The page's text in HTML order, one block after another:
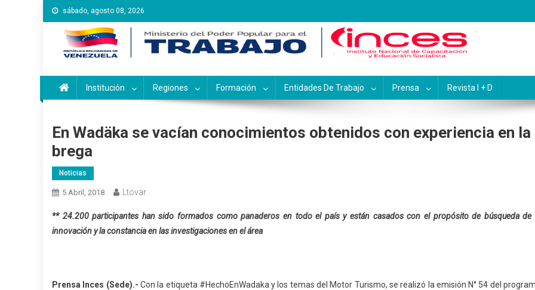
Saltar
al
contenido
sábado, agosto 08, 2026
Instituto Nacional de Capacitación y Educación
Inces
Institución Regiones Formación Entidades De Trabajo Prensa Revista I + D
En Wadäka se vacían conocimientos obtenidos con experiencia en la
brega
Noticias
5 Abril, 2018 Ltovar
** 24.200 participantes han sido formados como panaderos en todo el país y están casados con el propósito de búsqueda de
innovación y la constancia en las investigaciones en el área
Prensa Inces (Sede).- Con la etiqueta #HechoEnWadaka y los temas del Motor Turismo, se realizó la emisión N° 54 del